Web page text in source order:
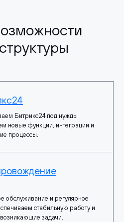
Битрикс24 под нужды
новые функции, интеграции и
процессы.
обслуживание и регулярное
стабильную работу и
задачи.